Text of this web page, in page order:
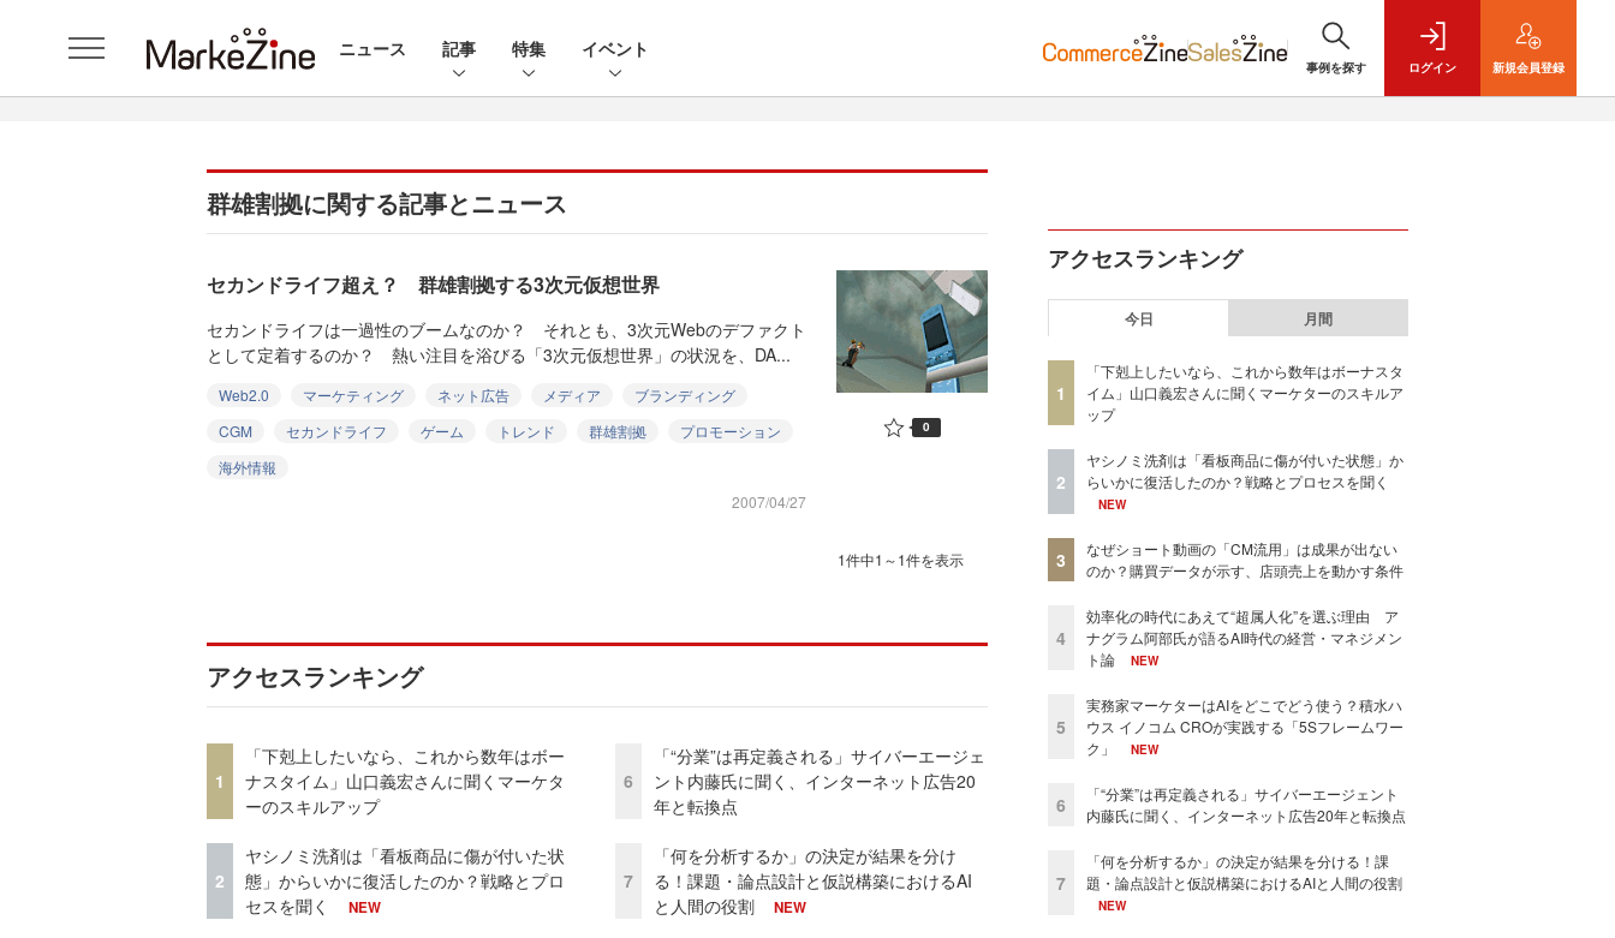
ニュース 記事 特集 イベント
事例を探す ログイン 新規会員登録
群雄割拠に関する記事とニュース
セカンドライフ超え？ 群雄割拠する3次元仮想世界
セカンドライフは一過性のブームなのか？ それとも、3次元Webのデファクト
として定着するのか？ 熱い注目を浴びる「3次元仮想世界」の状況を、DA...
Web2.0 マーケティング ネット広告 メディア
ブランディング
CGM
セカンドライフ ゲーム トレンド 群雄割拠
プロモーション
海外情報
2007/04/27
0
1件中1～1件を表示
アクセスランキング
1
「下剋上したいなら、これから数年はボー
ナスタイム」山口義宏さんに聞くマーケタ
ーのスキルアップ
2
ヤシノミ洗剤は「看板商品に傷が付いた状
態」からいかに復活したのか？戦略とプロ
セスを聞く
NEW
6
「“分業”は再定義される」サイバーエージェ
ント内藤氏に聞く、インターネット広告20
年と転換点
7
「何を分析するか」の決定が結果を分け
る！課題・論点設計と仮説構築におけるAI
と人間の役割
NEW
アクセスランキング
今日 月間
1
「下剋上したいなら、これから数年はボーナスタ
イム」山口義宏さんに聞くマーケターのスキルア
ップ
2
ヤシノミ洗剤は「看板商品に傷が付いた状態」か
らいかに復活したのか？戦略とプロセスを聞く
NEW
3
なぜショート動画の「CM流用」は成果が出ない
のか？購買データが示す、店頭売上を動かす条件
4
効率化の時代にあえて“超属人化”を選ぶ理由 ア
ナグラム阿部氏が語るAI時代の経営・マネジメン
ト論
NEW
5
実務家マーケターはAIをどこでどう使う？積水ハ
ウス イノコム CROが実践する「5Sフレームワー
ク」
NEW
6
「“分業”は再定義される」サイバーエージェント
内藤氏に聞く、インターネット広告20年と転換点
7
「何を分析するか」の決定が結果を分ける！課
題・論点設計と仮説構築におけるAIと人間の役割
NEW